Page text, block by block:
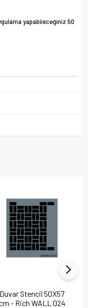
yapabileceğiniz 50
Duvar Stencil 50X57
- Rich WALL 024